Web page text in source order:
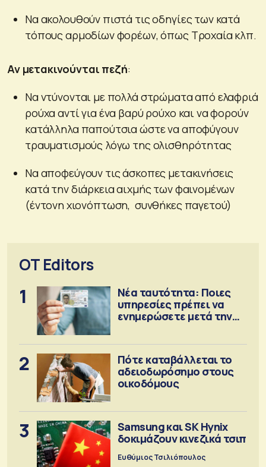
Να ακολουθούν πιστά τις οδηγίες των κατά
τόπους αρμοδίων φορέων, όπως Τροχαία κλπ.
Αν μετακινούνται πεζή:
Να ντύνονται με πολλά στρώματα από ελαφριά
ρούχα αντί για ένα βαρύ ρούχο και να φορούν
κατάλληλα παπούτσια ώστε να αποφύγουν
τραυματισμούς λόγω της ολισθηρότητας
Να αποφεύγουν τις άσκοπες μετακινήσεις
κατά την διάρκεια αιχμής των φαινομένων
(έντονη χιονόπτωση, συνθήκες παγετού)
OT Editors
1
Νέα ταυτότητα: Ποιες
υπηρεσίες πρέπει να
ενημερώσετε μετά την
2
Πότε καταβάλλεται το
αδειοδωρόσημο στους
οικοδόμους
3
Samsung και SK Hynix
δοκιμάζουν κινεζικά τσιπ
Ευθύμιος Τσιλιόπουλος